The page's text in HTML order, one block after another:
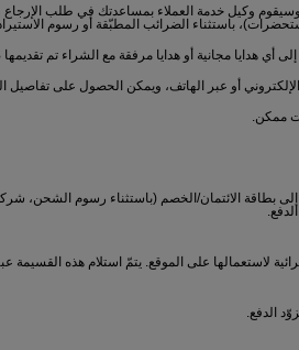
وسيقوم وكيل خدمة العملاء بمساعدتك في طلب
باستثناء الضرائب المطبّقة أو رسوم
أي هدايا مجانية أو هدايا مرفقة مع الشراء تم
أو عبر الهاتف، ويمكن الحصول على تفاصيل
ممكن.
بطاقة الائتمان/الخصم (باستثناء رسوم